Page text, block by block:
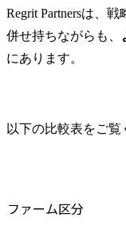
Regrit Partnersは、
併せ持ちながらも、
にあります。
以下の比較表をご覧
ファーム区分